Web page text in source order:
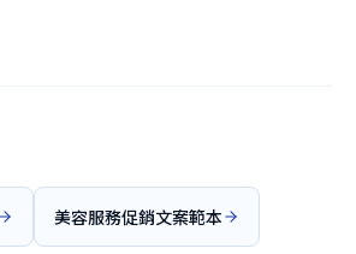
美容服務促銷文案範本